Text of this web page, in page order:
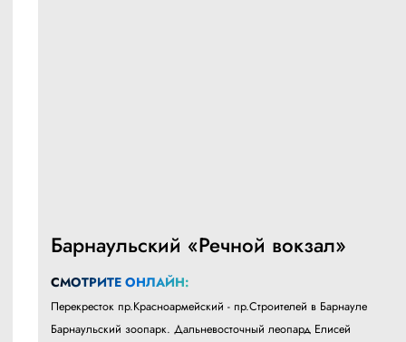
Барнаульский «Речной вокзал»
СМОТРИТЕ ОНЛАЙН:
Перекресток пр.Красноармейский - пр.Строителей в Барнауле
Барнаульский зоопарк. Дальневосточный леопард Елисей